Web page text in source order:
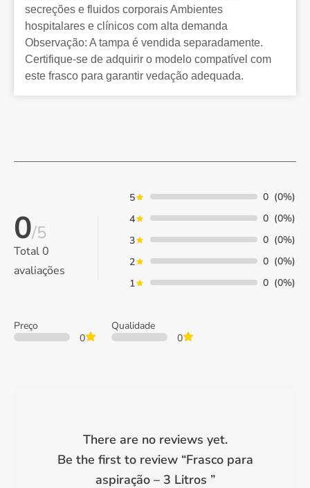
secreções e fluidos corporais Ambientes
hospitalares e clínicos com alta demanda
Observação: A tampa é vendida separadamente.
Certifique-se de adquirir o modelo compatível com
este frasco para garantir vedação adequada.
0/5
Total0
avaliações
5 0 (0%)
4
0 (0%)
3
0 (0%)
2
0 (0%)
1
0 (0%)
Preço
0
Qualidade
0
There are no reviews yet.
Be the first to review “Frasco para
aspiração – 3 Litros ”